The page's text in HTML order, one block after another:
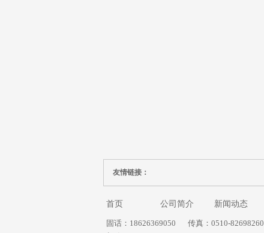
友情链接：
首页 公司简介 新闻动态
固话：18626369050
传真：0510-82698260